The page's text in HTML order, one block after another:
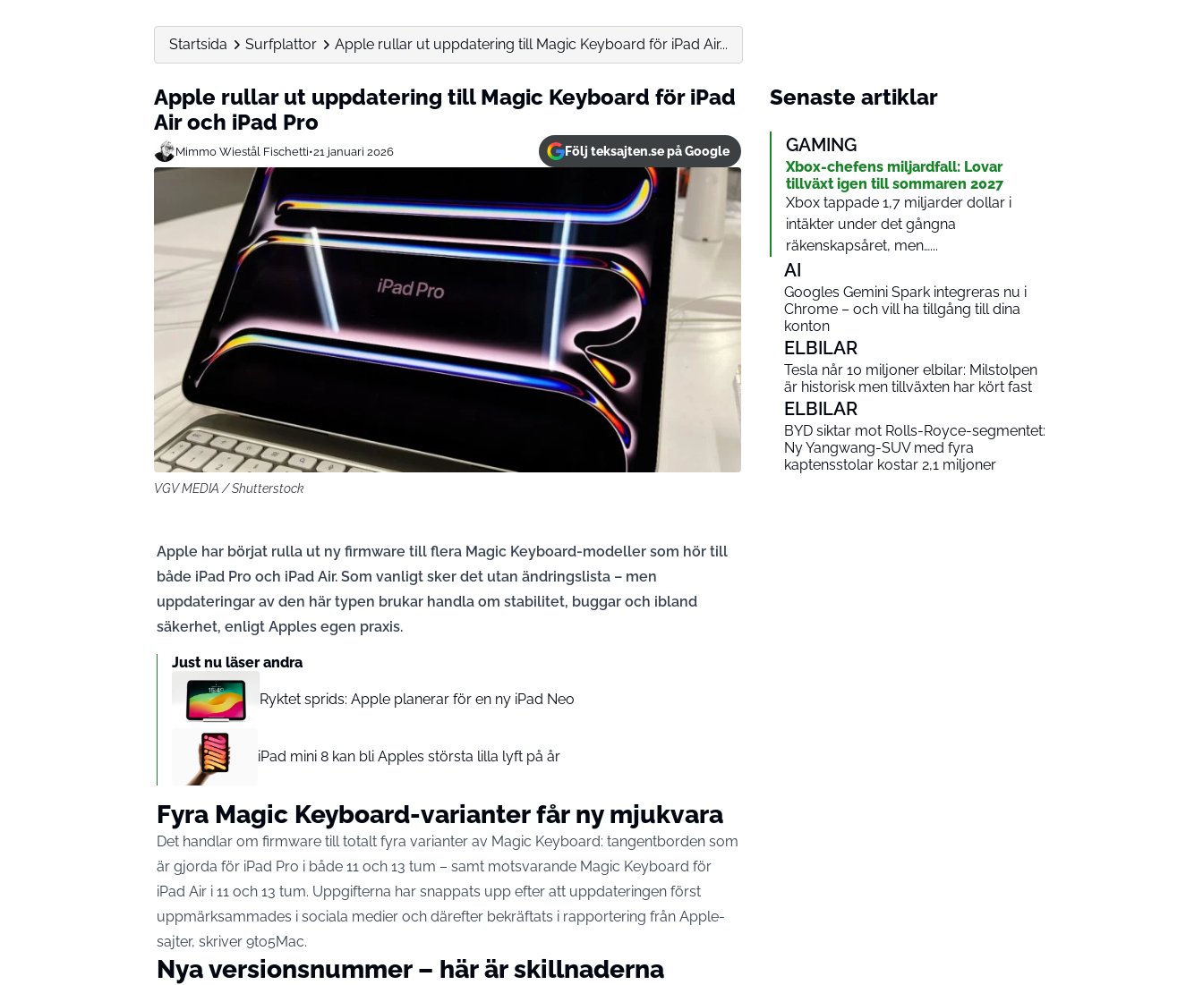
Startsida Surfplattor Apple rullar ut uppdatering till Magic Keyboard för iPad Air...
Apple rullar ut uppdatering till Magic Keyboard för iPad
Air och iPad Pro
Mimmo Wiestål Fischetti•21 januari 2026 Följ teksajten.se på Google
VGV MEDIA / Shutterstock
Apple har börjat rulla ut ny firmware till flera Magic Keyboard-modeller som hör till
både iPad Pro och iPad Air. Som vanligt sker det utan ändringslista – men
uppdateringar av den här typen brukar handla om stabilitet, buggar och ibland
säkerhet, enligt Apples egen praxis.
Just nu läser andra
Ryktet sprids: Apple planerar för en ny iPad Neo
iPad mini 8 kan bli Apples största lilla lyft på år
Fyra Magic Keyboard-varianter får ny mjukvara
Det handlar om firmware till totalt fyra varianter av Magic Keyboard: tangentborden som
är gjorda för iPad Pro i både 11 och 13 tum – samt motsvarande Magic Keyboard för
iPad Air i 11 och 13 tum. Uppgifterna har snappats upp efter att uppdateringen först
uppmärksammades i sociala medier och därefter bekräftats i rapportering från Apple-
sajter, skriver 9to5Mac.
Nya versionsnummer – här är skillnaderna
Senaste artiklar
GAMING
Xbox-chefens miljardfall: Lovar
tillväxt igen till sommaren 2027
Xbox tappade 1,7 miljarder dollar i
intäkter under det gångna
räkenskapsåret, men…...
AI
Googles Gemini Spark integreras nu i
Chrome – och vill ha tillgång till dina
konton
ELBILAR
Tesla når 10 miljoner elbilar: Milstolpen
är historisk men tillväxten har kört fast
ELBILAR
BYD siktar mot Rolls-Royce-segmentet:
Ny Yangwang-SUV med fyra
kaptensstolar kostar 2,1 miljoner